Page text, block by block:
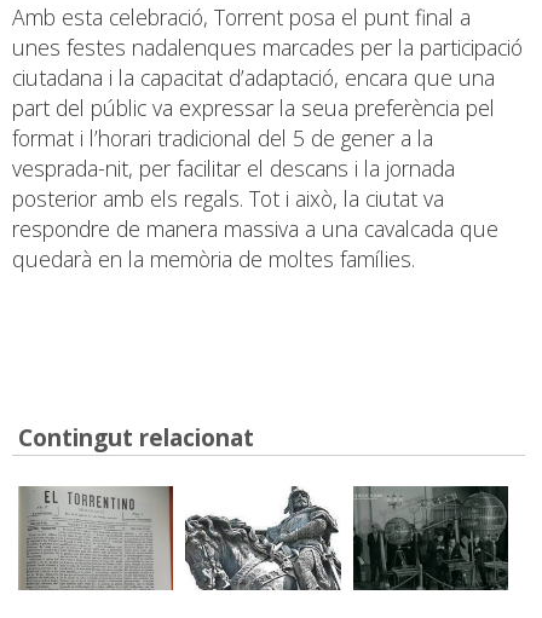
Amb esta celebració, Torrent posa el punt final a
unes festes nadalenques marcades per la participació
ciutadana i la capacitat d’adaptació, encara que una
part del públic va expressar la seua preferència pel
format i l’horari tradicional del 5 de gener a la
vesprada-nit, per facilitar el descans i la jornada
posterior amb els regals. Tot i això, la ciutat va
respondre de manera massiva a una cavalcada que
quedarà en la memòria de moltes famílies.
Contingut relacionat